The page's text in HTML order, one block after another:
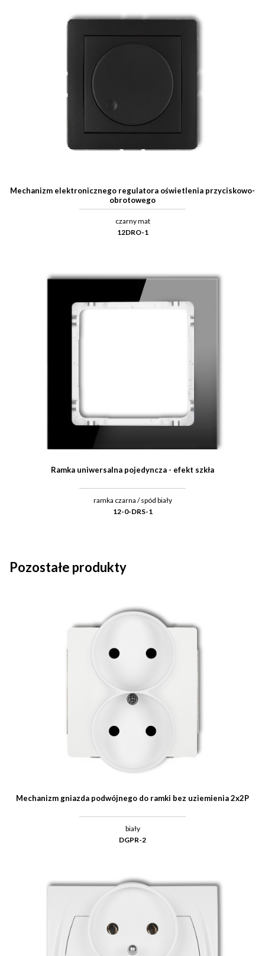
Mechanizm elektronicznego regulatora oświetlenia przyciskowo-
obrotowego
czarny mat
12DRO-1
Ramka uniwersalna pojedyncza - efekt szkła
ramka czarna / spód biały
12-0-DRS-1
Pozostałe produkty
Mechanizm gniazda podwójnego do ramki bez uziemienia 2x2P
biały
DGPR-2